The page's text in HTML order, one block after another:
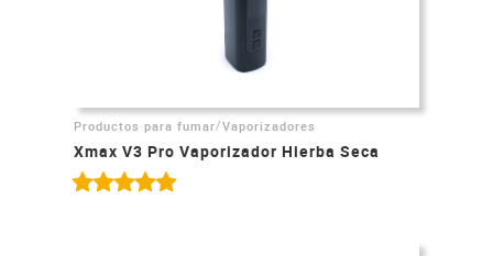
Productos para fumar/Vaporizadores
Xmax V3 Pro Vaporizador Hierba Seca